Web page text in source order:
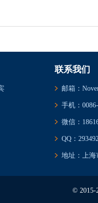
联系我们
邮箱：
手机：
微信：
QQ：
地址：上海
© 2015-